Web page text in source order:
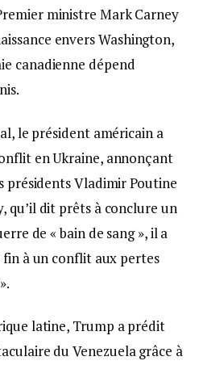
ministre Mark Carney
envers Washington,
canadienne dépend
le président américain a
en Ukraine, annonçant
présidents Vladimir Poutine
qu’il dit prêts à conclure un
de « bain de sang », il a
à un conflit aux pertes
latine, Trump a prédit
du Venezuela grâce à